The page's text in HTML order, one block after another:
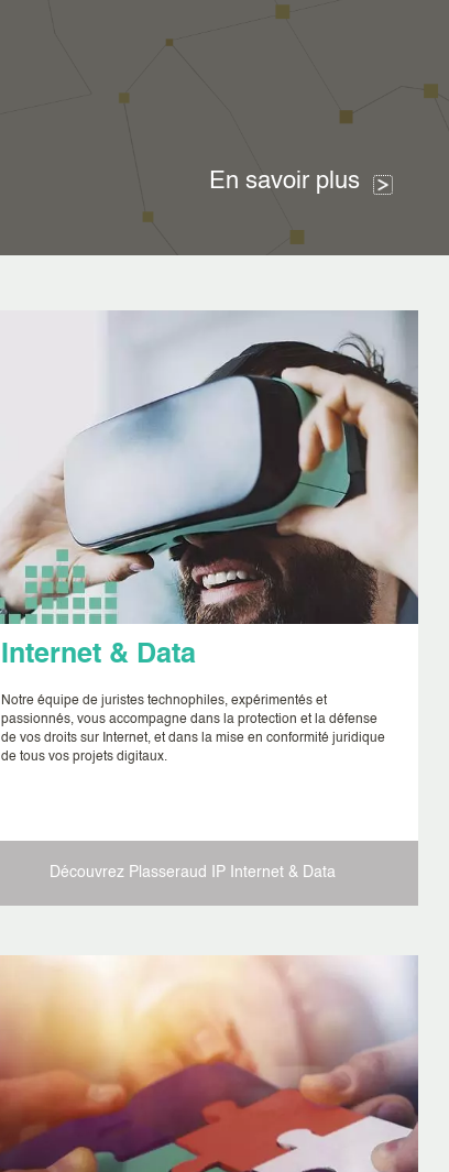
En savoir plus
Internet & Data
Notre équipe de juristes technophiles, expérimentés et
passionnés, vous accompagne dans la protection et la défense
de vos droits sur Internet, et dans la mise en conformité juridique
de tous vos projets digitaux.
Découvrez Plasseraud IP Internet & Data